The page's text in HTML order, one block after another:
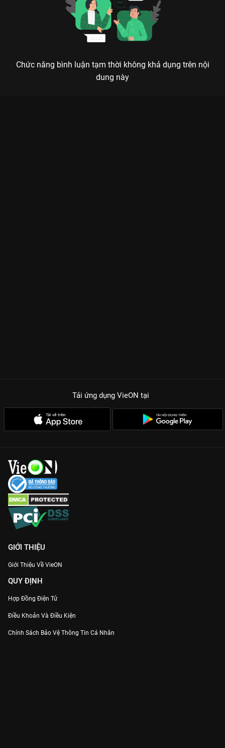
Chức năng bình luận tạm thời không khả dụng trên nội
dung này
Tải ứng dụng VieON tại
GIỚI THIỆU
Giới Thiệu Về VieON
QUY ĐỊNH
Hợp Đồng Điện Tử
Điều Khoản Và Điều Kiện
Chính Sách Bảo Vệ Thông Tin Cá Nhân